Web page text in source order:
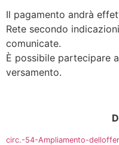
Il pagamento andrà
Rete secondo
comunicate.
È possibile partecipare
versamento.
circ.-54-Ampliamento-